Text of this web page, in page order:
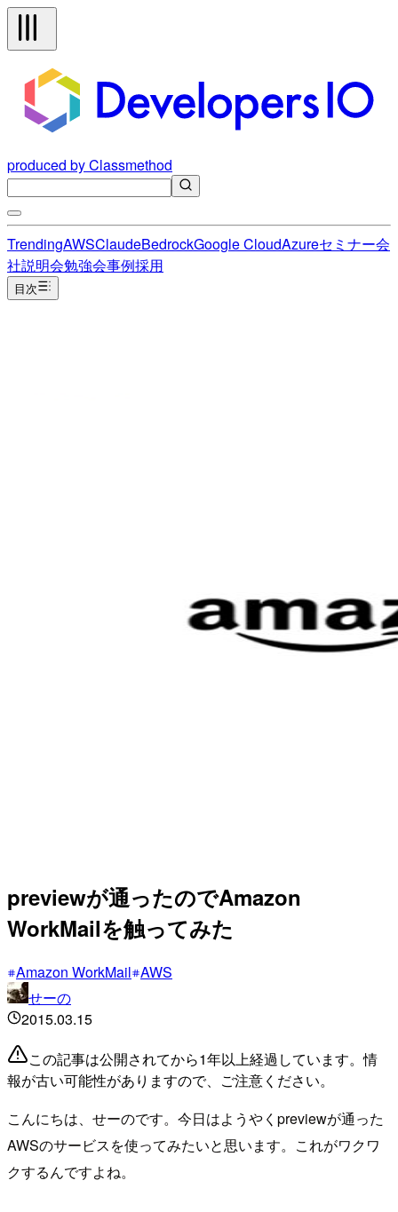
produced by Classmethod
TrendingAWSClaudeBedrockGoogle CloudAzureセミナー会
社説明会勉強会事例採用
目次
previewが通ったのでAmazon
WorkMailを触ってみた
Amazon WorkMail AWS
せーの
2015.03.15
この記事は公開されてから1年以上経過しています。情
報が古い可能性がありますので、ご注意ください。
こんにちは、せーのです。今日はようやくpreviewが通った
AWSのサービスを使ってみたいと思います。これがワクワ
クするんですよね。